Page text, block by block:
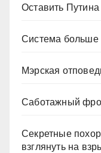
Оставить Путина
Система больше
Мэрская
Саботажный
Секретные
взглянуть на